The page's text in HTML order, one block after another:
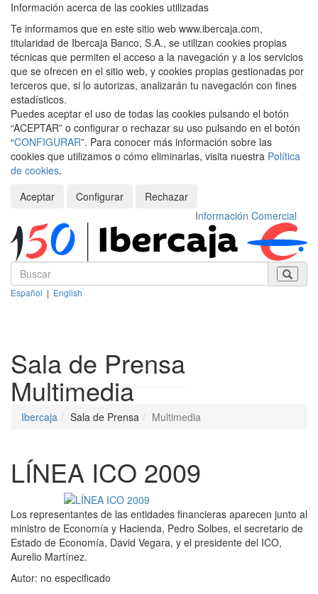
Información acerca de las cookies utilizadas
Te informamos que en este sitio web www.ibercaja.com,
titularidad de Ibercaja Banco, S.A., se utilizan cookies propias
técnicas que permiten el acceso a la navegación y a los servicios
que se ofrecen en el sitio web, y cookies propias gestionadas por
terceros que, si lo autorizas, analizarán tu navegación con fines
estadísticos.
Puedes aceptar el uso de todas las cookies pulsando el botón
“ACEPTAR” o configurar o rechazar su uso pulsando en el botón
“CONFIGURAR”. Para conocer más información sobre las
cookies que utilizamos o cómo eliminarlas, visita nuestra Política
de cookies.
Aceptar
Configurar
Rechazar
Información Comercial
Español | English
Sala de Prensa
Multimedia
Ibercaja Sala de Prensa Multimedia
LÍNEA ICO 2009
Los representantes de las entidades financieras aparecen junto al
ministro de Economía y Hacienda, Pedro Solbes, el secretario de
Estado de Economía, David Vegara, y el presidente del ICO,
Aurelio Martínez.
Autor: no especificado